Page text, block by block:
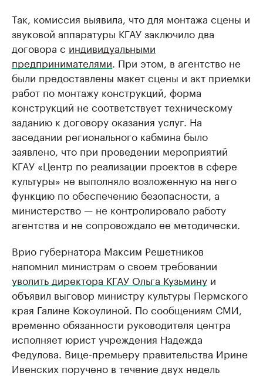
Так, комиссия выявила, что для монтажа сцены и
звуковой аппаратуры КГАУ заключило два
договора с индивидуальными
предпринимателями . При этом, в агентство не
были предоставлены макет сцены и акт приемки
работ по монтажу конструкций, форма
конструкций не соответствует техническому
заданию к договору оказания услуг. На
заседании регионального кабмина было
заявлено, что при проведении мероприятий
КГАУ «Центр по реализации проектов в сфере
культуры» не выполняло возложенную на него
функцию по обеспечению безопасности, а
министерство — не контролировало работу
агентства и не сопровождало ее методически.
Врио губернатора Максим Решетников
напомнил министрам о своем требовании
уволить директора КГАУ Ольга Кузьмину и
объявил выговор министру культуры Пермского
края Галине Кокоулиной. По сообщениям СМИ,
временно обязанности руководителя центра
исполняет юрист учреждения Надежда
Федулова. Вице-премьеру правительства Ирине
Ивенских поручено в течение двух недель